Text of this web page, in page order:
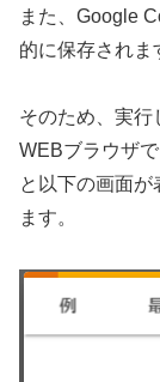
また、Google
的に保存されま
そのため、実行
WEBブラウザ
と以下の画面が
ます。